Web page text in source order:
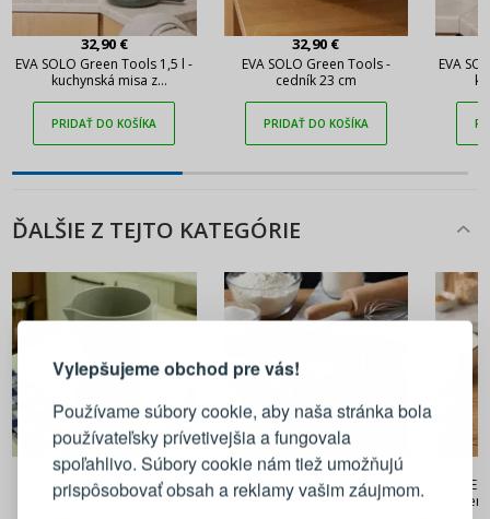
Vylepšujeme obchod pre vás!
Používame súbory cookie, aby naša stránka bola
používateľsky prívetivejšia a fungovala
spoľahlivo. Súbory cookie nám tiež umožňujú
prispôsobovať obsah a reklamy vašim záujmom.
32,90 €
EVA SOLO Green Tools 1,5 l -
kuchynská misa z
PRIDAŤ DO KOŠÍKA
32,90 €
EVA SOLO Green Tools -
cedník 23 cm
PRIDAŤ DO KOŠÍKA
EVA
ĎALŠIE Z TEJTO KATEGÓRIE
18,90 €
BLIM+ Create QB 0,5 l -
kuchynská odmerka
17,90 €
DE BUYER Roxi 4 ks - oceľové
kuchynské odmerky
PRIHLÁSENIE REGISTRÁCIA
Prihláste sa k svojmu účtu
E-mail